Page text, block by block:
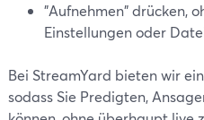
"Aufnehmen" drücken,
Einstellungen oder
Bei StreamYard bieten wir
sodass Sie Predigten,